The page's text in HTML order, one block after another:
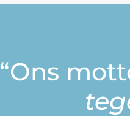
“Ons